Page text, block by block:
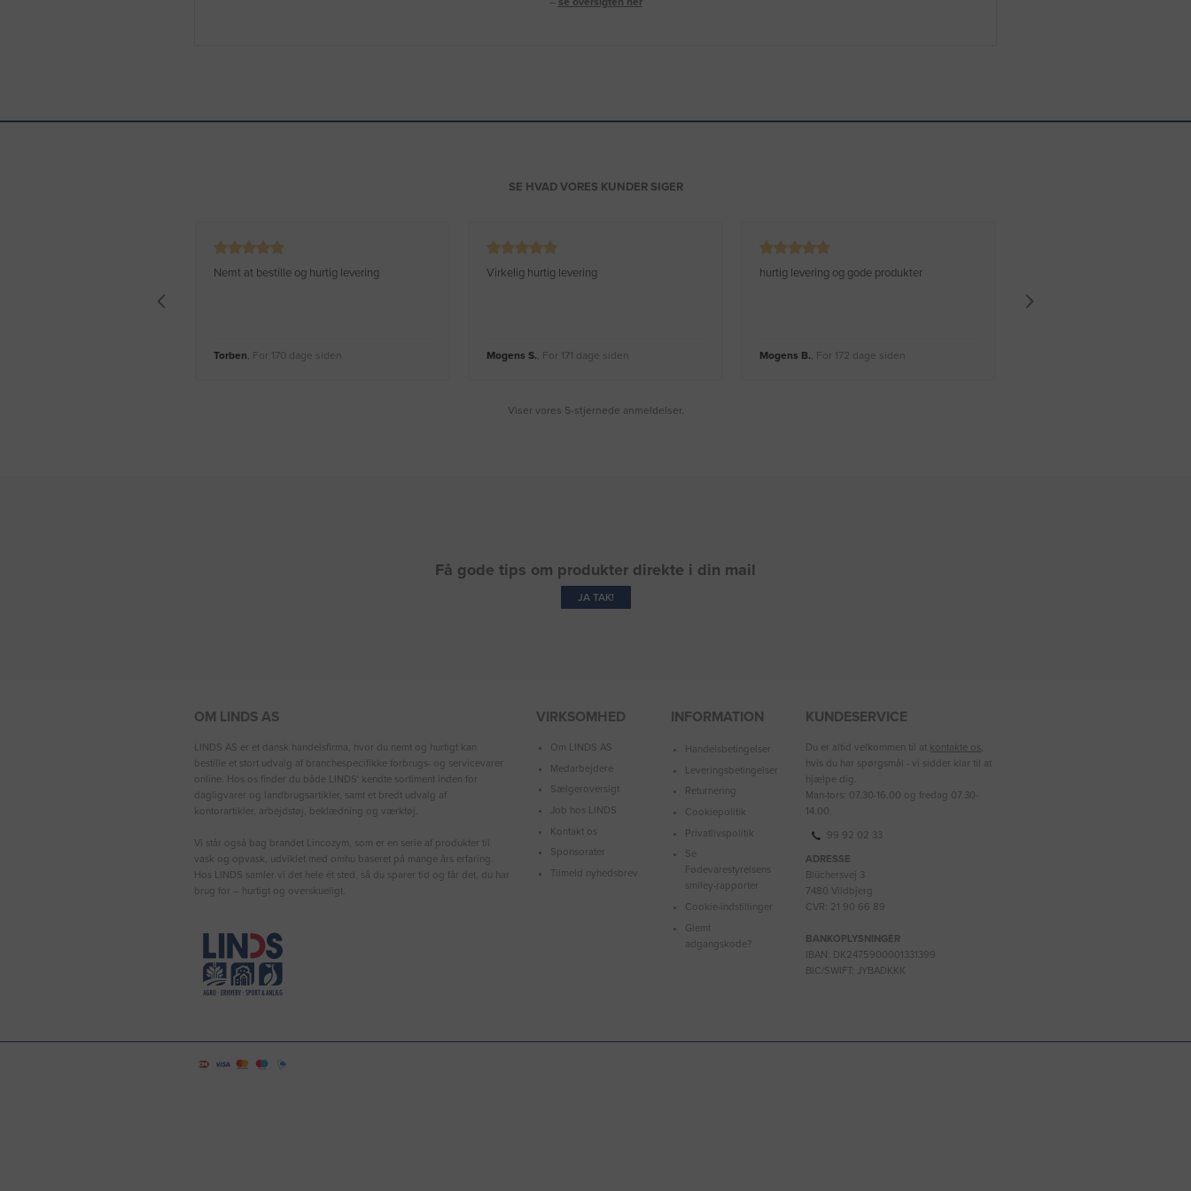
SE HVAD VORES KUNDER SIGER
Nemt at bestille og hurtig levering
Torben, For 170 dage siden
Virkelig hurtig levering
Mogens S., For 171 dage siden
hurtig levering og gode produkter
Mogens B., For 172 dage siden
Viser vores 5-stjernede anmeldelser.
Få gode tips om produkter direkte i din mail
JA TAK!
OM LINDS AS
LINDS AS er et dansk handelsfirma, hvor du nemt og hurtigt kan
bestille et stort udvalg af branchespecifikke forbrugs- og servicevarer
online. Hos os finder du både LINDS′ kendte sortiment inden for
dagligvarer og landbrugsartikler, samt et bredt udvalg af
kontorartikler, arbejdstøj, beklædning og værktøj.
Vi står også bag brandet Lincozym, som er en serie af produkter til
vask og opvask, udviklet med omhu baseret på mange års erfaring.
Hos LINDS samler vi det hele ét sted, så du sparer tid og får det, du har
brug for – hurtigt og overskueligt.
VIRKSOMHED
Om LINDS AS
Medarbejdere
Sælgeroversigt
Job hos LINDS
Kontakt os
Sponsorater
Tilmeld nyhedsbrev
INFORMATION
Handelsbetingelser
Leveringsbetingelser
Returnering
Cookiepolitik
Privatlivspolitik
Se
Fødevarestyrelsens
smiley-rapporter
Cookie-indstillinger
Glemt
adgangskode?
KUNDESERVICE
Du er altid velkommen til at kontakte os,
hvis du har spørgsmål - vi sidder klar til at
hjælpe dig.
Man-tors: 07.30-16.00 og fredag 07.30-
14.00.
99 92 02 33
ADRESSE
Blüchersvej 3
7480 Vildbjerg
CVR: 21 90 66 89
BANKOPLYSNINGER
IBAN: DK2475900001331399
BIC/SWIFT: JYBADKKK